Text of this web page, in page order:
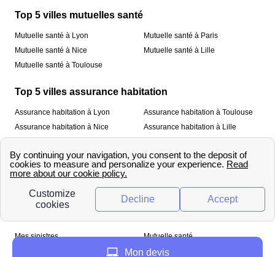
Top 5 villes mutuelles santé
Mutuelle santé à Lyon
Mutuelle santé à Nice
Mutuelle santé à Toulouse
Mutuelle santé à Paris
Mutuelle santé à Lille
Top 5 villes assurance habitation
Assurance habitation à Lyon
Assurance habitation à Nice
Assurance habitation à Toulouse
Assurance habitation à Lille
À propos
Qui sommes-nous ? Mentions légales
Mes sinistres
Mutuelle santé
Mon devis